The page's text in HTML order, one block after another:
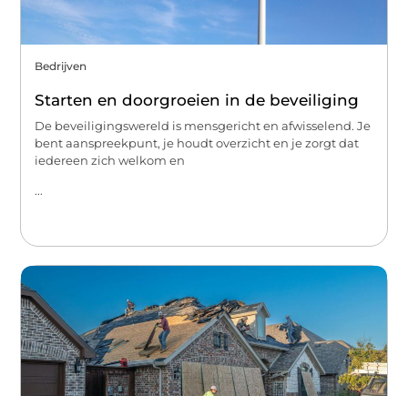
Bedrijven
Starten en doorgroeien in de beveiliging
De beveiligingswereld is mensgericht en afwisselend. Je
bent aanspreekpunt, je houdt overzicht en je zorgt dat
iedereen zich welkom en
...